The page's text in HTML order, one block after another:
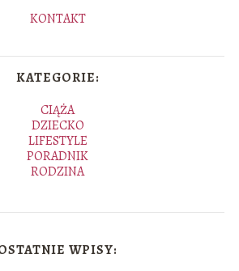
KONTAKT
KATEGORIE:
CIĄŻA
DZIECKO
LIFESTYLE
PORADNIK
RODZINA
WPISY: